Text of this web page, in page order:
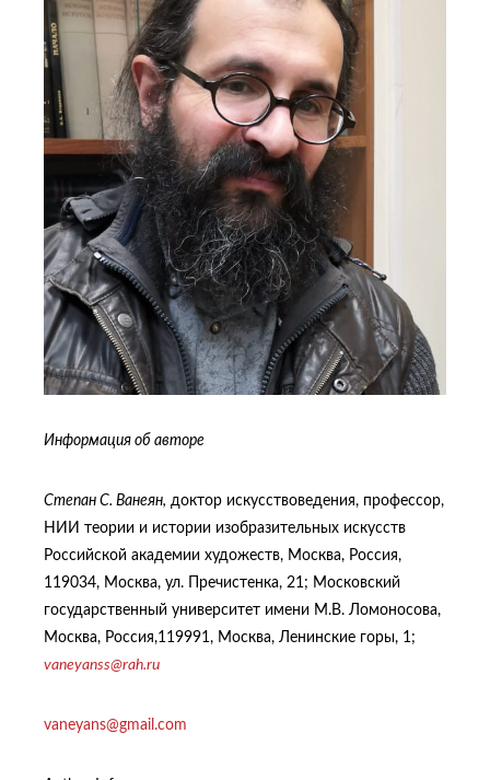
Информация об авторе
Степан С. Ванеян, доктор искусствоведения, профессор,
НИИ теории и истории изобразительных искусств
Российской академии художеств, Москва, Россия,
119034, Москва, ул. Пречистенка, 21; Московский
государственный университет имени М.В. Ломоносова,
Москва, Россия,119991, Москва, Ленинские горы, 1;
vaneyanss@rah.ru
vaneyans@gmail.com